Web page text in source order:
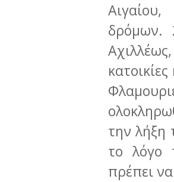
δρόμων.
την λήξη
το λόγο
πρέπει